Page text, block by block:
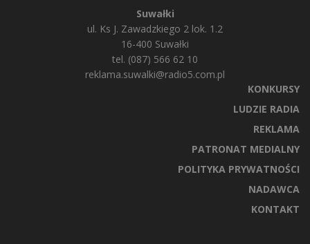
Suwałki
ul. Ks J. Zawadzkiego 2 lok. 1.2
16-400 Suwałki
tel. (087) 566 62 10
reklama.suwalki@radio5.com.pl
KONKURSY
LUDZIE RADIA
REKLAMA
PATRONAT MEDIALNY
POLITYKA PRYWATNOŚCI
NADAWCA
KONTAKT